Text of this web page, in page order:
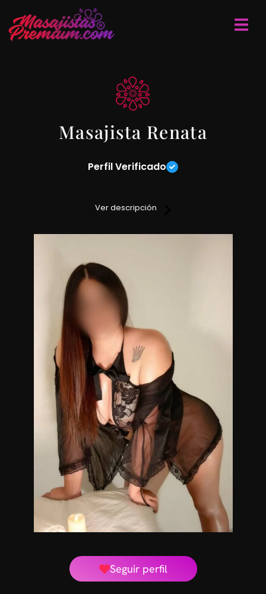
Masajista Renata
Perfil Verificado
masajes descontracturantes, relajantes y deportivos. Podes
optar por algo mucho más intimo y placentero para una
Masajistas eróticas en Buenos Aires.
Ver descripción
Seguir perfil